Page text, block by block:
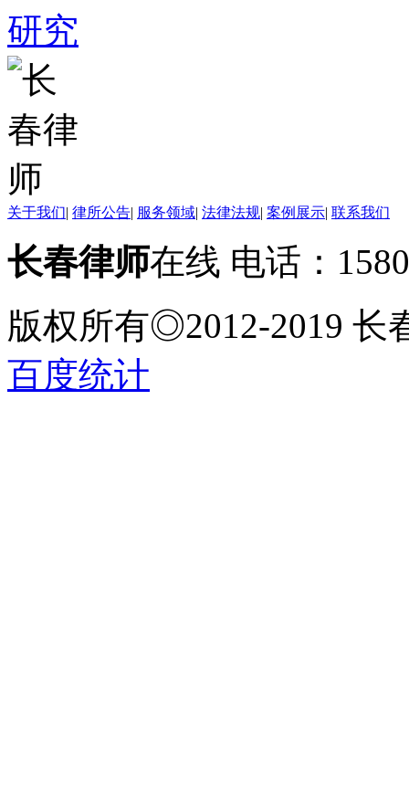
关于我们| 律所公告| 服务领域| 法律法规| 案例展示| 联系我们
长春律师在线 电话：
版权所有◎2012-2019 长
百度统计